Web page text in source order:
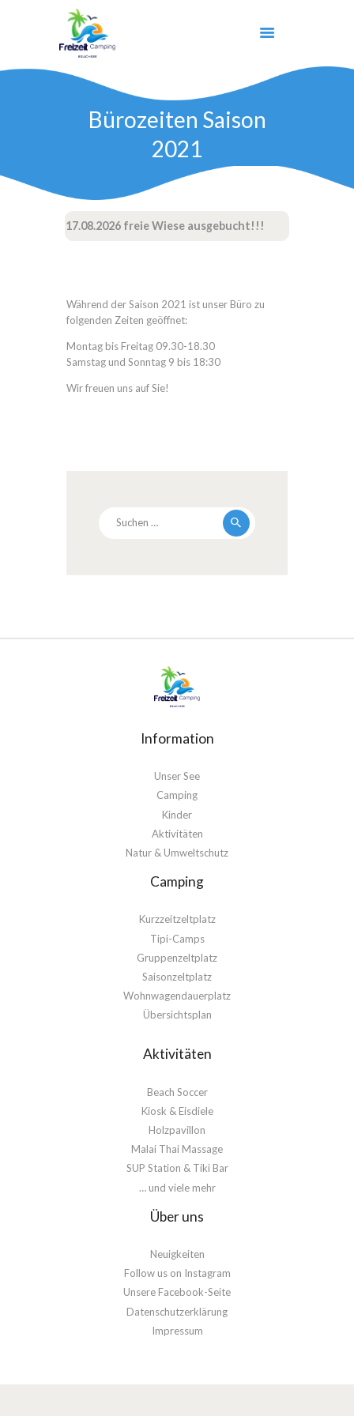
Bürozeiten Saison
2021
09.08-17.08.2026 freie Wiese ausgebucht!!!
START
KINDER
AKTIVITÄTEN
Während der Saison 2021 ist unser Büro zu
folgenden Zeiten geöffnet:
Montag bis Freitag 09.30-18.30
Samstag und Sonntag 9 bis 18:30
Wir freuen uns auf Sie!
Suchen
Information
Unser See
Camping
Kinder
Aktivitäten
Natur & Umweltschutz
Camping
Kurzzeitzeltplatz
Tipi-Camps
Gruppenzeltplatz
Saisonzeltplatz
Wohnwagendauerplatz
Übersichtsplan
Aktivitäten
Beach Soccer
Kiosk & Eisdiele
Holzpavillon
Malai Thai Massage
SUP Station & Tiki Bar
… und viele mehr
Über uns
Neuigkeiten
Follow us on Instagram
Unsere Facebook-Seite
Datenschutzerklärung
Impressum